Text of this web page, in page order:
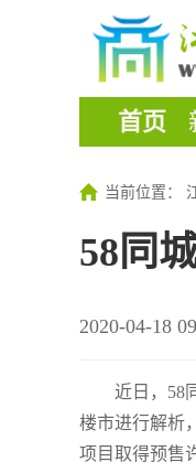
首页
当前位置：
58同
2020-04-18
近日，58
楼市进行解析
项目取得预售